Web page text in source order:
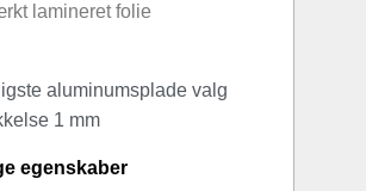
lamineret folie
aluminumsplade valg
1 mm
egenskaber